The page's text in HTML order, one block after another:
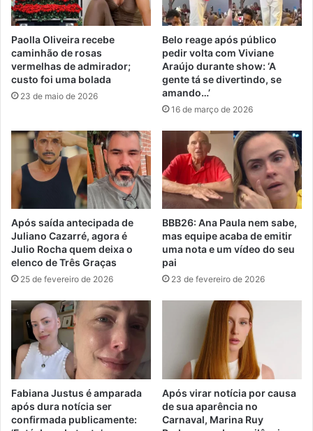
Paolla Oliveira recebe
caminhão de rosas
vermelhas de admirador;
custo foi uma bolada
23 de maio de 2026
Belo reage após público
pedir volta com Viviane
Araújo durante show: ‘A
gente tá se divertindo, se
amando…’
16 de março de 2026
Após saída antecipada de
Juliano Cazarré, agora é
Julio Rocha quem deixa o
elenco de Três Graças
25 de fevereiro de 2026
BBB26: Ana Paula nem sabe,
mas equipe acaba de emitir
uma nota e um vídeo do seu
pai
23 de fevereiro de 2026
Fabiana Justus é amparada
após dura notícia ser
confirmada publicamente:
Após virar notícia por causa
de sua aparência no
Carnaval, Marina Ruy